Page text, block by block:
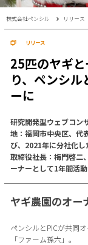
株式会社ペンシル リリース
リリース
25匹のヤギ
り、ペンシ
ーに
研究開発型ウェブコン
地：福岡市中央区、代
び、2021年に分社化
取締役社長：梅門啓二
ーナーとして1年間活動
ヤギ農園のオー
ペンシルとPICが共同
「ファーム孫六」。